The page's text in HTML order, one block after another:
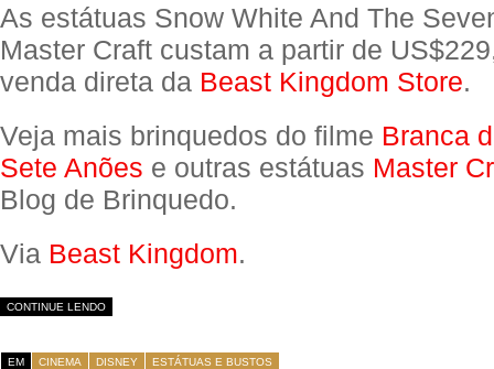
As estátuas Snow White And The
Master Craft custam a partir de
venda direta da Beast Kingdom Store.
Veja mais brinquedos do filme Branca
Sete Anões e outras estátuas Master
Blog de Brinquedo.
Via Beast Kingdom.
CONTINUE LENDO
EM CINEMA DISNEY ESTÁTUAS E BUSTOS